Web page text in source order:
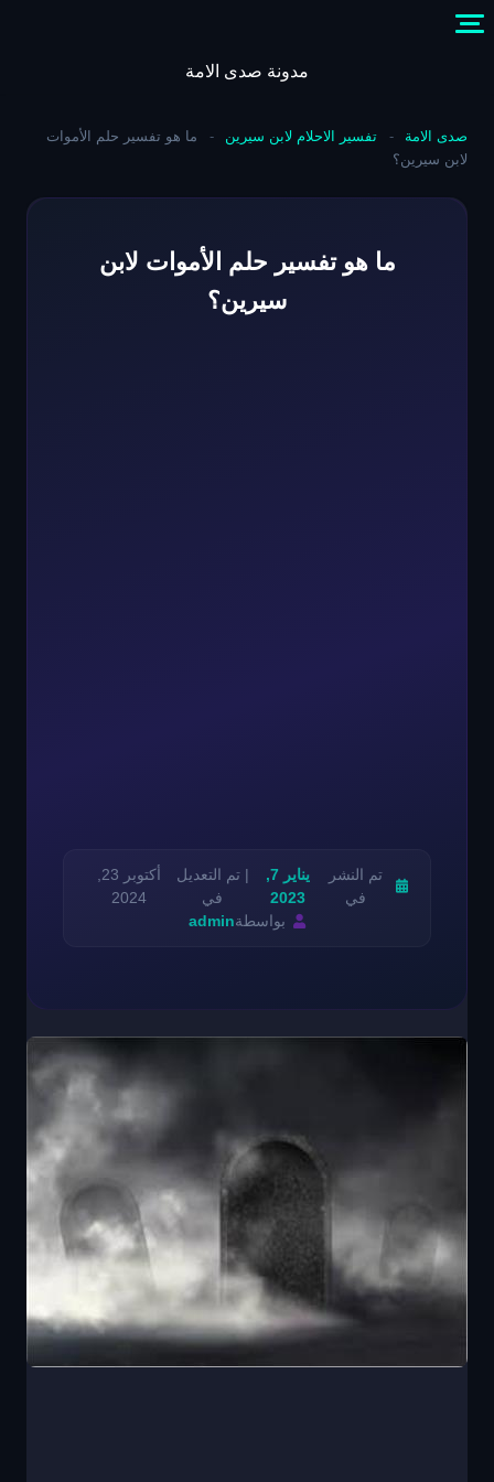
content
مدونة صدى الامة
صدى الامة - تفسير الاحلام لابن سيرين -
ما هو تفسير حلم الأموات
لابن سيرين؟
ما هو تفسير حلم الأموات لابن
سيرين؟
تم النشر
في
يناير 7,
2023
| تم التعديل
في
أكتوبر 23,
2024
بواسطةadmin